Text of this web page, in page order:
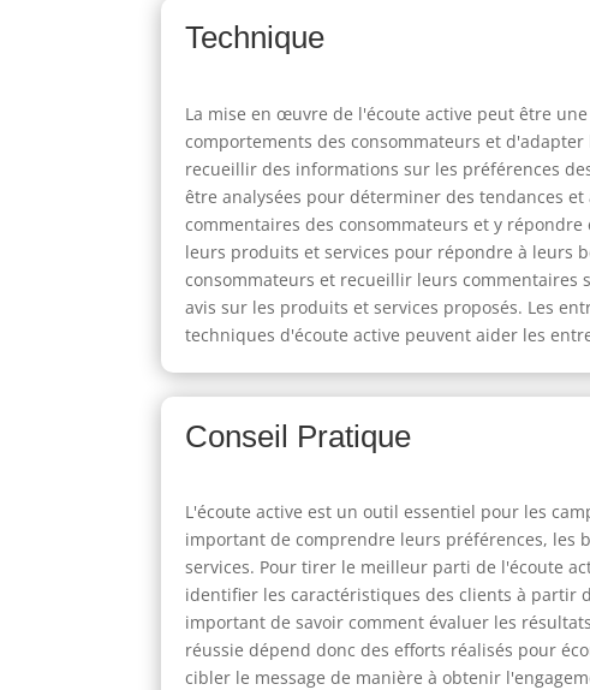
Technique
La mise en œuvre de l'écoute active peut être
comportements des consommateurs et
recueillir des informations sur les préférences
être analysées pour déterminer des tendances
commentaires des consommateurs et y
leurs produits et services pour répondre à leurs
consommateurs et recueillir leurs commentaires
avis sur les produits et services proposés. Les
techniques d'écoute active peuvent aider les
Conseil Pratique
L'écoute active est un outil essentiel pour les
important de comprendre leurs préférences, les
services. Pour tirer le meilleur parti de l'écoute
identifier les caractéristiques des clients à partir
important de savoir comment évaluer les
réussie dépend donc des efforts réalisés pour
cibler le message de manière à obtenir